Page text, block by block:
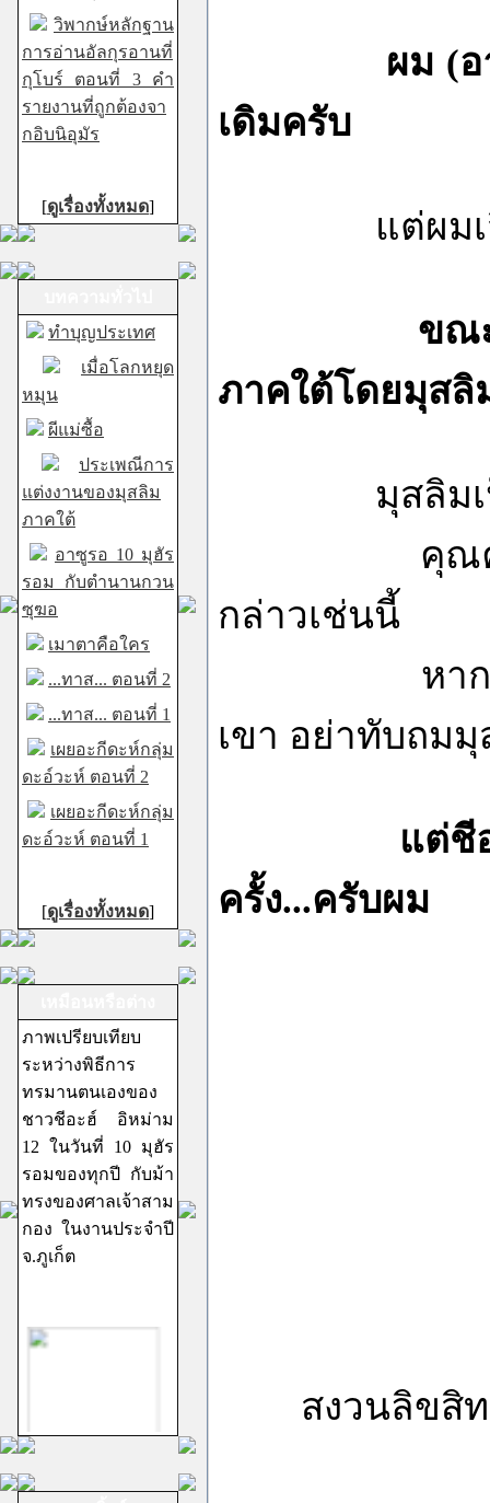
วิพากษ์หลักฐาน
การอ่านอัลกุรอานที่
กุโบร์ ตอนที่ 3 คำ
รายงานที่ถูกต้องจา
กอิบนิอุมัร
[ดูเรื่องทั้งหมด]
ทำบุญประเทศ
เมื่อโลกหยุด
หมุน
ผีแม่ซื้อ
ประเพณีการ
แต่งงานของมุสลิม
ภาคใต้
อาซูรอ 10 มุฮัร
รอม กับตำนานกวน
ซุฆอ
เมาตาคือใคร
...ทาส... ตอนที่ 2
...ทาส... ตอนที่ 1
เผยอะกีดะห์กลุ่ม
ดะอ์วะห์ ตอนที่ 2
เผยอะกีดะห์กลุ่ม
ดะอ์วะห์ ตอนที่ 1
[ดูเรื่องทั้งหมด]
ภาพเปรียบเทียบ
ระหว่างพิธีการ
ทรมานตนเองของ
ชาวชีอะฮ์ อิหม่าม
12 ในวันที่ 10 มุฮัร
รอมของทุกปี กับม้า
ทรงของศาลเจ้าสาม
กอง ในงานประจำปี
จ.ภูเก็ต
ชีอะฮ์อิหม่ามสิบ
ผม (
เดิมครับ
แต่ผมเสีย
ขณ
ภาคใต้โดยมุสลิ
มุสลิมเป็นผู้
คุณควรติดต
กล่าวเช่นนี้
หากคุณช่วย
เขา อย่าทับถม
แต่ชี
ครั้ง...ครับผม
สงวนลิขสิ